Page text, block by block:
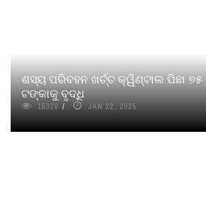
ଶସ୍ୟ ପରିବହନ ଖର୍ଚ୍ଚ କ୍ୱିଣ୍ଟାଲ ପିଛା
ଟଙ୍କାକୁ ବୃଦ୍ଧି
15329 JAN 22, 2025